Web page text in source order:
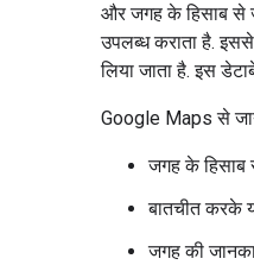
और जगह के हिसाब से
उपलब्ध कराता है.
लिया जाता है. इस
Google Maps से
जगह के हिसाब
बातचीत करके
जगह की